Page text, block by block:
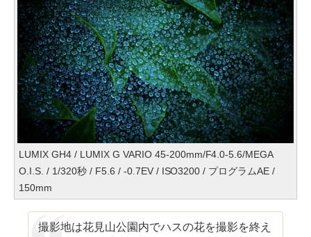
LUMIX GH4 / LUMIX G VARIO 45-200mm/F4.0-5.6/MEGA
O.I.S. / 1/320秒 / F5.6 / -0.7EV / ISO3200 / プログラムAE /
150mm
撮影地は花見山公園内でハスの花を撮影を終え